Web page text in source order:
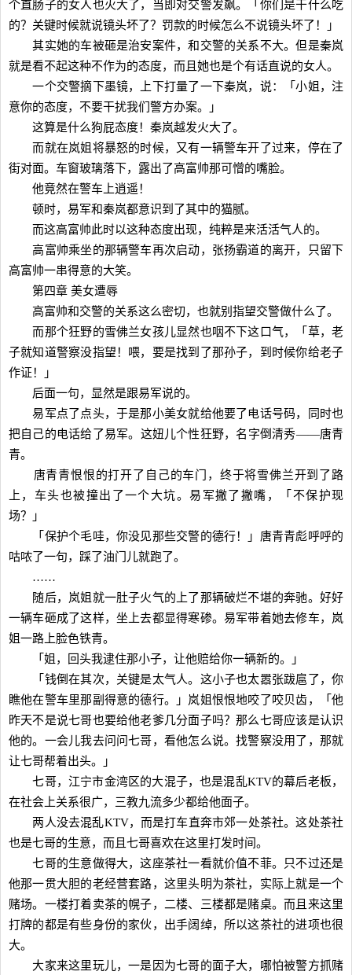
个直肠子的女人也火大了，当即对交警发飙。「你们是干什么吃
的？关键时候就说镜头坏了？罚款的时候怎么不说镜头坏了！」
其实她的车被砸是治安案件，和交警的关系不大。但是秦岚
就是看不起这种不作为的态度，而且她也是个有话直说的女人。
一个交警摘下墨镜，上下打量了一下秦岚，说：「小姐，注
意你的态度，不要干扰我们警方办案。」
这算是什么狗屁态度！秦岚越发火大了。
而就在岚姐将暴怒的时候，又有一辆警车开了过来，停在了
街对面。车窗玻璃落下，露出了高富帅那可憎的嘴脸。
他竟然在警车上逍遥！
顿时，易军和秦岚都意识到了其中的猫腻。
而这高富帅此时以这种态度出现，纯粹是来活活气人的。
高富帅乘坐的那辆警车再次启动，张扬霸道的离开，只留下
高富帅一串得意的大笑。
第四章 美女遭辱
高富帅和交警的关系这么密切，也就别指望交警做什么了。
而那个狂野的雪佛兰女孩儿显然也咽不下这口气，「草，老
子就知道警察没指望！喂，要是找到了那孙子，到时候你给老子
作证！」
后面一句，显然是跟易军说的。
易军点了点头，于是那小美女就给他要了电话号码，同时也
把自己的电话给了易军。这妞儿个性狂野，名字倒清秀——唐青
青。
唐青青恨恨的打开了自己的车门，终于将雪佛兰开到了路
上，车头也被撞出了一个大坑。易军撇了撇嘴，「不保护现
场？」
「保护个毛哇，你没见那些交警的德行！」唐青青彪呼呼的
咕哝了一句，踩了油门儿就跑了。
……
随后，岚姐就一肚子火气的上了那辆破烂不堪的奔驰。好好
一辆车砸成了这样，坐上去都显得寒碜。易军带着她去修车，岚
姐一路上脸色铁青。
「姐，回头我逮住那小子，让他赔给你一辆新的。」
「钱倒在其次，关键是太气人。这小子也太嚣张跋扈了，你
瞧他在警车里那副得意的德行。」岚姐恨恨地咬了咬贝齿，「他
昨天不是说七哥也要给他老爹几分面子吗？那么七哥应该是认识
他的。一会儿我去问问七哥，看他怎么说。找警察没用了，那就
让七哥帮着出头。」
七哥，江宁市金湾区的大混子，也是混乱KTV的幕后老板，
在社会上关系很广，三教九流多少都给他面子。
两人没去混乱KTV，而是打车直奔市郊一处茶社。这处茶社
也是七哥的生意，而且七哥喜欢在这里打发时间。
七哥的生意做得大，这座茶社一看就价值不菲。只不过还是
他那一贯大胆的老经营套路，这里头明为茶社，实际上就是一个
赌场。一楼打着卖茶的幌子，二楼、三楼都是赌桌。而且来这里
打牌的都是有些身份的家伙，出手阔绰，所以这茶社的进项也很
大。
大家来这里玩儿，一是因为七哥的面子大，哪怕被警方抓赌